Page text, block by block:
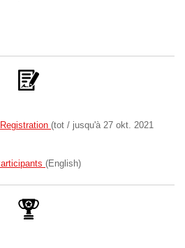
Registration (tot / jusqu'à 27 okt. 2021
(English)